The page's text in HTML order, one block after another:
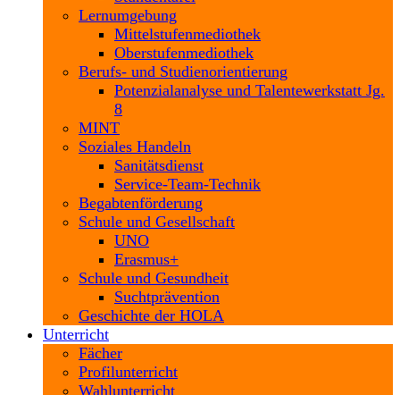
Lernumgebung
Mittelstufenmediothek
Oberstufenmediothek
Berufs- und Studienorientierung
Potenzialanalyse und Talentewerkstatt Jg.
8
MINT
Soziales Handeln
Sanitätsdienst
Service-Team-Technik
Begabtenförderung
Schule und Gesellschaft
UNO
Erasmus+
Schule und Gesundheit
Suchtprävention
Geschichte der HOLA
Unterricht
Fächer
Profilunterricht
Wahlunterricht